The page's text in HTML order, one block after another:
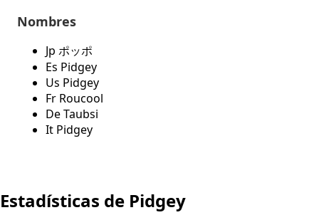
Nombres
Jp ポッポ
Es Pidgey
Us Pidgey
Fr Roucool
De Taubsi
It Pidgey
Estadísticas de Pidgey